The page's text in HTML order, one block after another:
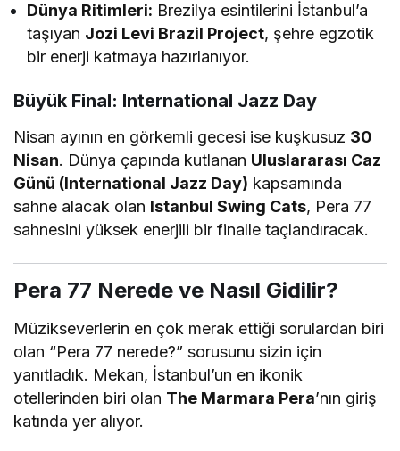
Dünya Ritimleri: Brezilya esintilerini İstanbul’a
taşıyan Jozi Levi Brazil Project, şehre egzotik
bir enerji katmaya hazırlanıyor.
Büyük Final: International Jazz Day
Nisan ayının en görkemli gecesi ise kuşkusuz 30
Nisan. Dünya çapında kutlanan Uluslararası Caz
Günü (International Jazz Day) kapsamında
sahne alacak olan Istanbul Swing Cats, Pera 77
sahnesini yüksek enerjili bir finalle taçlandıracak.
Pera 77 Nerede ve Nasıl Gidilir?
Müzikseverlerin en çok merak ettiği sorulardan biri
olan “Pera 77 nerede?” sorusunu sizin için
yanıtladık. Mekan, İstanbul’un en ikonik
otellerinden biri olan The Marmara Pera’nın giriş
katında yer alıyor.